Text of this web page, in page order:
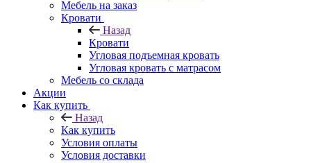
Мебель на заказ
Кровати
Назад
Кровати
Угловая подъемная кровать
Угловая кровать с матрасом
Мебель со склада
Акции
Как купить
Назад
Как купить
Условия оплаты
Условия доставки